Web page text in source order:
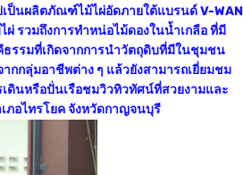
ป็นผลิตภัณฑ์ไม้ไผ่อัดภายใต้แบรนด์ V-WAN
รวมถึงการทำหน่อไม้ดองในน้ำเกลือ ที่มี
รรมที่เกิดจากการนำวัตถุดิบที่มีในชุมชน
กกลุ่มอาชีพต่าง ๆ แล้วยังสามารถเยี่ยมชม
ดินหรือปั่นเรือชมวิวทิวทัศน์ที่สวยงามและ
ภอไทรโยค จังหวัดกาญจนบุรี